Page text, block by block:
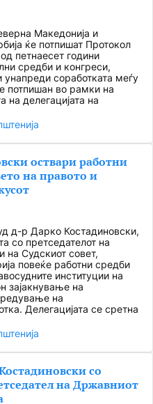
Македонија и
ќе потпишат Протокол
петнаесет години
средби и конгреси,
унапреди соработката меѓу
потпишан во рамки на
на делегацијата на
оствари работни
на правото и
д-р Дарко Костадиновски,
со претседателот на
Судскиот совет,
повеќе работни средби
институции на
зајакнување на
на
Делегацијата се сретна
со
на Државниот